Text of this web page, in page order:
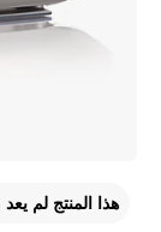
هذا المنتج لم يعد